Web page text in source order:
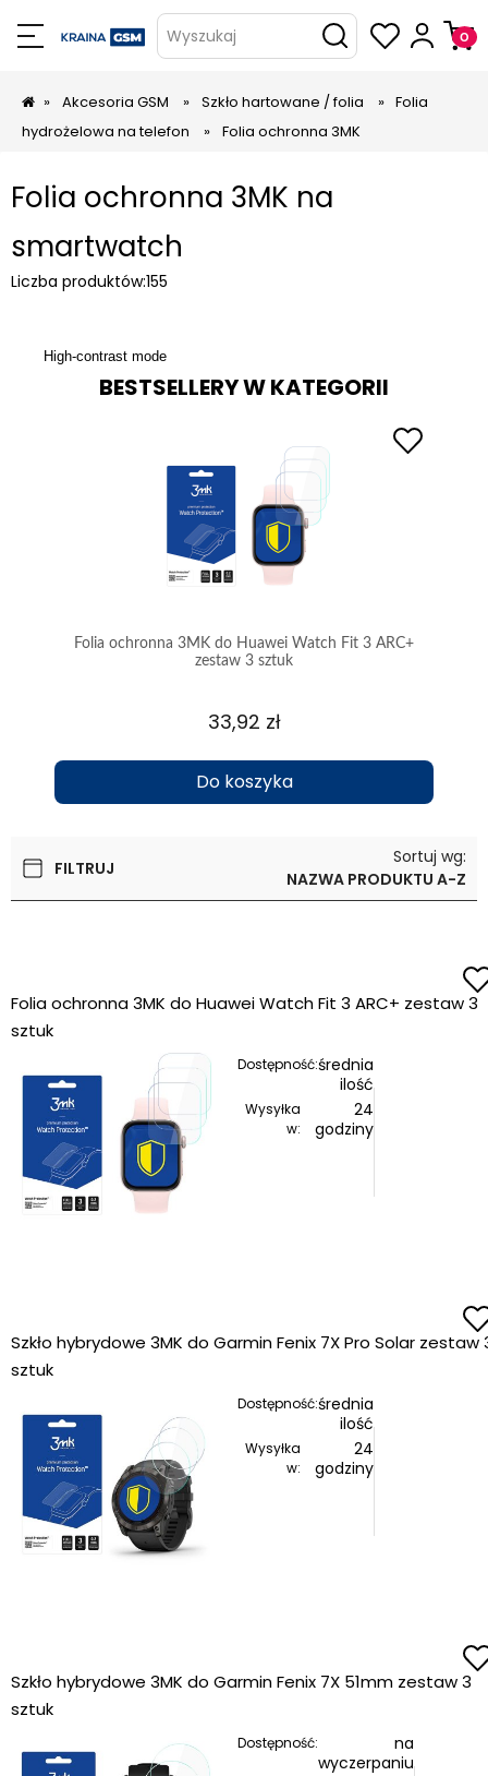
Wyszukaj
» Akcesoria GSM » Szkło hartowane / folia » Folia
hydrożelowa na telefon
» Folia ochronna 3MK
Folia ochronna 3MK na
smartwatch
Liczba produktów:155
High-contrast mode
BESTSELLERY W KATEGORII
Folia ochronna 3MK do Huawei Watch Fit 3 ARC+
zestaw 3 sztuk
33,92 zł
Do koszyka
FILTRUJ
Sortuj wg:
NAZWA PRODUKTU A-Z
Folia ochronna 3MK do Huawei Watch Fit 3 ARC+ zestaw 3
sztuk
Dostępność:średnia
ilość
Wysyłka
w:
24
godziny
Szkło hybrydowe 3MK do Garmin Fenix 7X Pro Solar zestaw
sztuk
Dostępność:średnia
ilość
Wysyłka
w:
24
godziny
Szkło hybrydowe 3MK do Garmin Fenix 7X 51mm zestaw 3
sztuk
Dostępność:
na
wyczerpaniu